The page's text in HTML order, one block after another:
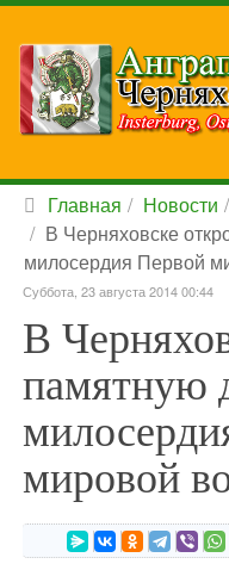
Главная Новости
В Черняховске
милосердия Первой
Суббота, 23 августа 2014 00:44
В
памятную
мировой